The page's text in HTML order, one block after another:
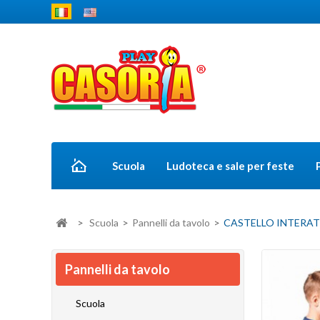
Scuola Ludoteca e sale per feste
> Scuola > Pannelli da tavolo > CASTELLO
Pannelli da tavolo
Scuola